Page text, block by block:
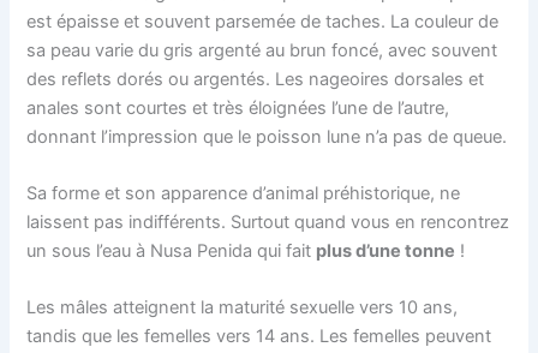
est épaisse et souvent parsemée de taches. La couleur de
sa peau varie du gris argenté au brun foncé, avec souvent
des reflets dorés ou argentés. Les nageoires dorsales et
anales sont courtes et très éloignées l’une de l’autre,
donnant l’impression que le poisson lune n’a pas de queue.
Sa forme et son apparence d’animal préhistorique, ne
laissent pas indifférents. Surtout quand vous en rencontrez
un sous l’eau à Nusa Penida qui fait plus d’une tonne !
Les mâles atteignent la maturité sexuelle vers 10 ans,
tandis que les femelles vers 14 ans. Les femelles peuvent